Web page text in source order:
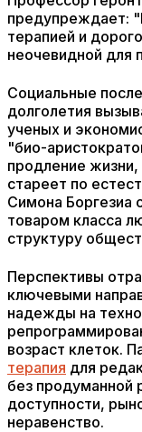
предупреждает:
терапией и
неочевидной для
Социальные
долголетия
ученых и
"био-
продление жизни,
стареет по
Симона Боргезиа
товаром класса
структуру
Перспективы
ключевыми
надежды на
возраст клеток.
терапия для
без продуманной
доступности,
неравенство.